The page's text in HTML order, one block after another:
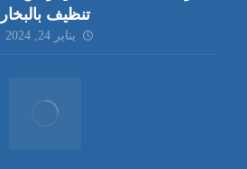
تنظيف بالبخار
يناير 24, 2024